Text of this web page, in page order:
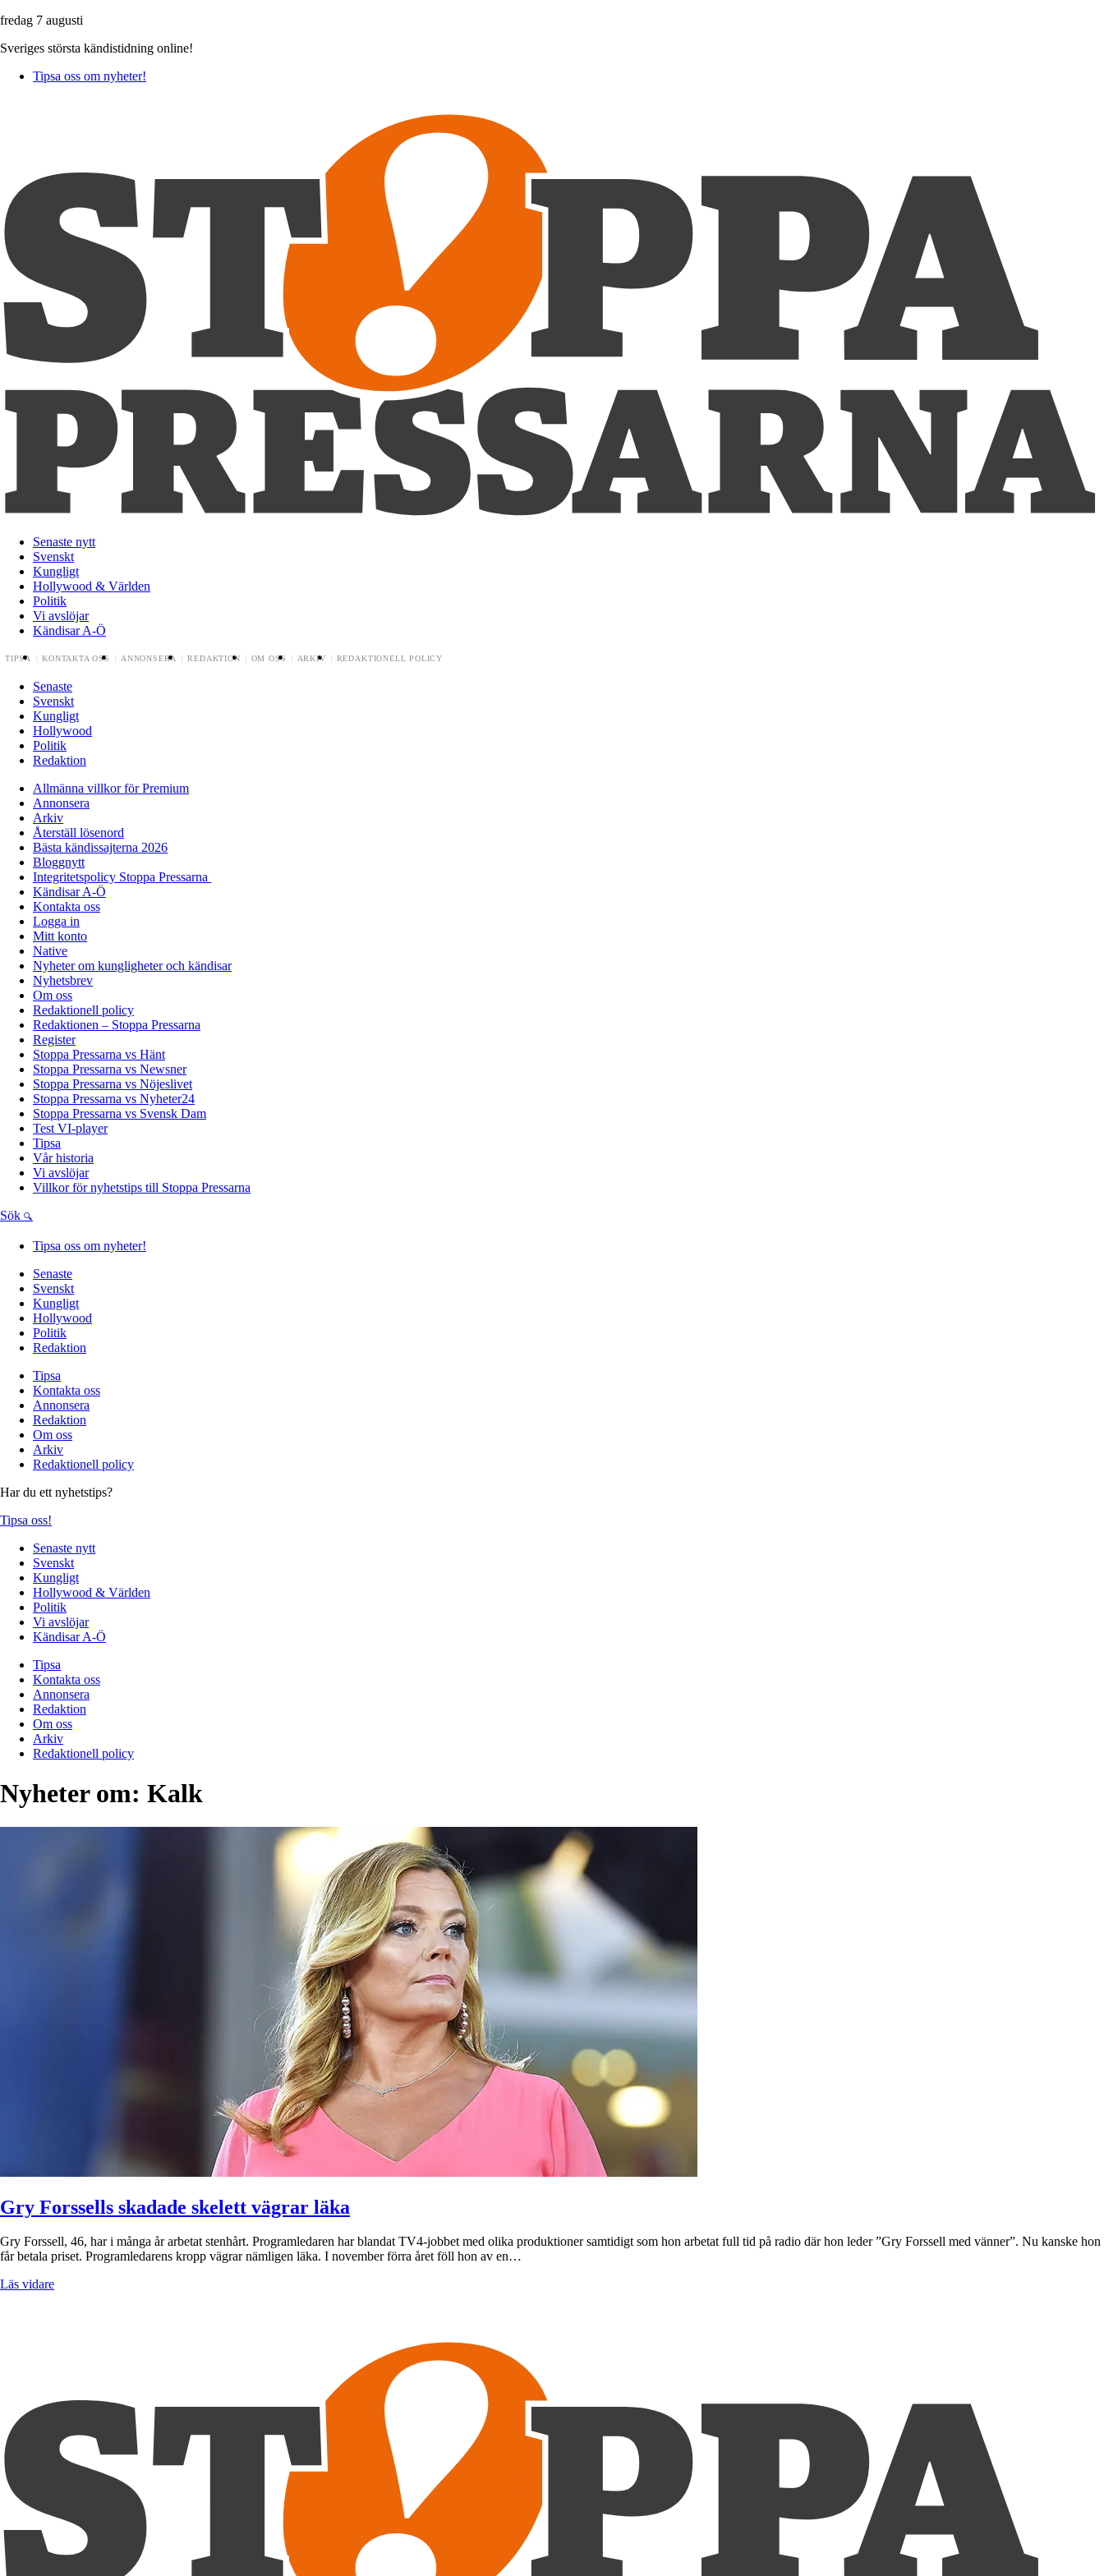
fredag 7 augusti
Sveriges största kändistidning online!
Tipsa oss om nyheter!
Senaste nytt
Svenskt
Kungligt
Hollywood & Världen
Politik
Vi avslöjar
Kändisar A-Ö
TIPSA KONTAKTA OSS ANNONSERA REDAKTION OM OSS ARKIV REDAKTIONELL POLICY
Senaste
Svenskt
Kungligt
Hollywood
Politik
Redaktion
Allmänna villkor för Premium
Annonsera
Arkiv
Återställ lösenord
Bästa kändissajterna 2026
Bloggnytt
Integritetspolicy Stoppa Pressarna
Kändisar A-Ö
Kontakta oss
Logga in
Mitt konto
Native
Nyheter om kungligheter och kändisar
Nyhetsbrev
Om oss
Redaktionell policy
Redaktionen – Stoppa Pressarna
Register
Stoppa Pressarna vs Hänt
Stoppa Pressarna vs Newsner
Stoppa Pressarna vs Nöjeslivet
Stoppa Pressarna vs Nyheter24
Stoppa Pressarna vs Svensk Dam
Test VI-player
Tipsa
Vår historia
Vi avslöjar
Villkor för nyhetstips till Stoppa Pressarna
Sök
Tipsa oss om nyheter!
Senaste
Svenskt
Kungligt
Hollywood
Politik
Redaktion
Tipsa
Kontakta oss
Annonsera
Redaktion
Om oss
Arkiv
Redaktionell policy
Har du ett nyhetstips?
Tipsa oss!
Senaste nytt
Svenskt
Kungligt
Hollywood & Världen
Politik
Vi avslöjar
Kändisar A-Ö
Tipsa
Kontakta oss
Annonsera
Redaktion
Om oss
Arkiv
Redaktionell policy
Nyheter om: Kalk
Gry Forssells skadade skelett vägrar läka
Gry Forssell, 46, har i många år arbetat stenhårt. Programledaren har blandat TV4-jobbet med olika produktioner samtidigt som hon arbetat full tid på radio där hon leder ”Gry Forssell med vänner”. Nu kanske hon
får betala priset. Programledarens kropp vägrar nämligen läka. I november förra året föll hon av en…
Läs vidare